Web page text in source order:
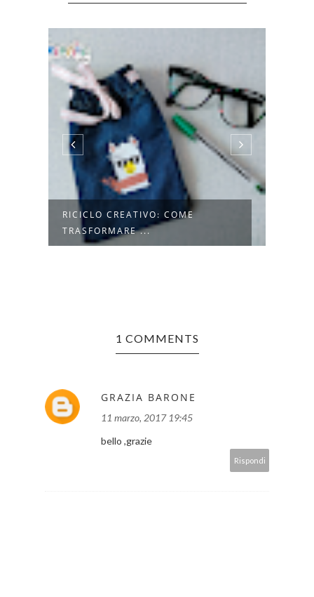
RICICLO CREATIVO: COME
TRASFORMARE ...
1 COMMENTS
GRAZIA BARONE
11 marzo, 2017 19:45
bello ,grazie
Rispondi